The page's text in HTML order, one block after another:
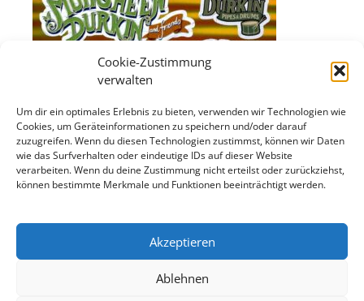
Cookie-Zustimmung
verwalten
Um dir ein optimales Erlebnis zu bieten, verwenden wir Technologien wie
Cookies, um Geräteinformationen zu speichern und/oder darauf
zuzugreifen. Wenn du diesen Technologien zustimmst, können wir Daten
wie das Surfverhalten oder eindeutige IDs auf dieser Website
verarbeiten. Wenn du deine Zustimmung nicht erteilst oder zurückziehst,
können bestimmte Merkmale und Funktionen beeinträchtigt werden.
Akzeptieren
Ablehnen